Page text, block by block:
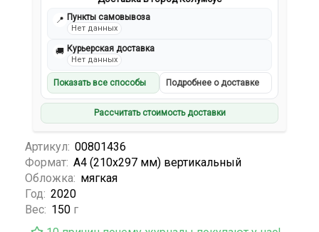
📍 Пункты самовывоза
Нет данных
🚚 Курьерская доставка
Нет данных
Показать все способы Подробнее о доставке
Рассчитать стоимость доставки
Артикул: 00801436
Формат: А4 (210х297 мм) вертикальный
Обложка: мягкая
Год: 2020
Вес: 150 г